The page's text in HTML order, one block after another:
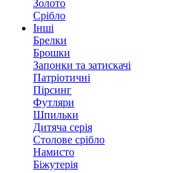
Золото
Срібло
Інші
Брелки
Брошки
Запонки та затискачі
Патріотичні
Пірсинг
Футляри
Шпильки
Дитяча серія
Столове срібло
Намисто
Біжутерія